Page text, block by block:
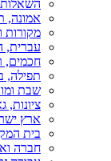
השאלות
אמונה,
מקורות
עברית,
חכמים,
תפילה,
שבת
ציונות,
ארץ
בית
חברה